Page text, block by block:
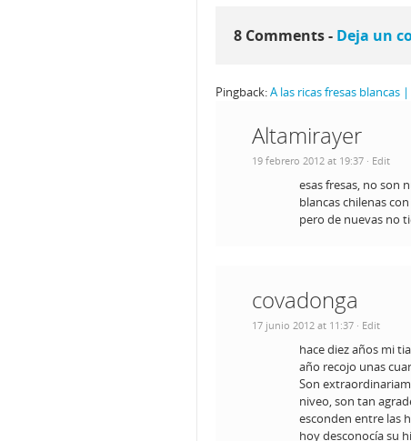
8 Comments - Deja un
Pingback:A las ricas fresas blancas
Altamirayer
19 febrero 2012 at 19:37 · Edit
esas fresas, no son
blancas chilenas
pero de nuevas no
covadonga
17 junio 2012 at 11:37 · Edit
hace diez años mi
año recojo unas
Son
niveo, son tan
esconden entre las
hoy desconocía su